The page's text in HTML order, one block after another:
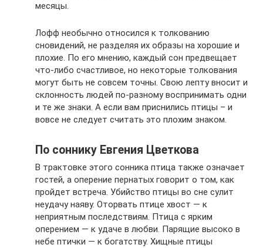
месяцы.
Лофф необычно относился к толкованию
сновидений, не разделяя их образы на хорошие и
плохие. По его мнению, каждый сон предвещает
что-либо счастливое, но некоторые толкования
могут быть не совсем точны. Свою лепту вносит и
склонность людей по-разному воспринимать одни
и те же знаки. А если вам приснились птицы – и
вовсе не следует считать это плохим знаком.
По соннику Евгения Цветкова
В трактовке этого сонника птица также означает
гостей, а оперение пернатых говорит о том, как
пройдет встреча. Убийство птицы во сне сулит
неудачу наяву. Оторвать птице хвост — к
неприятным последствиям. Птица с ярким
оперением — к удаче в любви. Парящие высоко в
небе птички — к богатству. Хищные птицы